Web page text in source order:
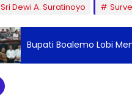
Sri Dewi A. Suratinoyo
Bupati Boalemo Lobi